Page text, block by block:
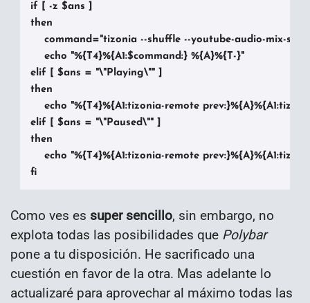
if [ -z $ans ]
then
command="tizonia --shuffle --youtube-audio-mix-
    echo "%{T4}%{A1:$command:} %{A}%{T-}"
elif [ $ans = "\"Playing\"" ]
then
echo "%{T4}%{A1:tizonia-remote
elif [ $ans = "\"Paused\"" ]
then
echo "%{T4}%{A1:tizonia-remote
fi
Como ves es super sencillo, sin embargo, no
explota todas las posibilidades que Polybar
pone a tu disposición. He sacrificado una
cuestión en favor de la otra. Mas adelante lo
actualizaré para aprovechar al máximo todas las